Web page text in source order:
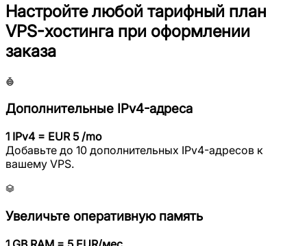
Настройте любой тарифный план
VPS-хостинга при оформлении
заказа
Дополнительные IPv4-адреса
1 IPv4 = EUR 5 /mo
Добавьте до 10 дополнительных IPv4-адресов к
вашему VPS.
Увеличьте оперативную память